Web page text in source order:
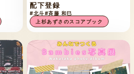
配下登録
#北斗#斉藤 和巳
上杉あずさのスコアブック